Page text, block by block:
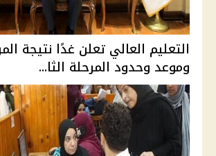
التعليم العالي تعلن غدًا نتيجة
وموعد وحدود المرحلة الثا...